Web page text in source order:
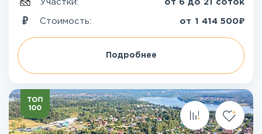
Участки: от 6 до 21 соток
Стоимость: от 1 414 500₽
Подробнее